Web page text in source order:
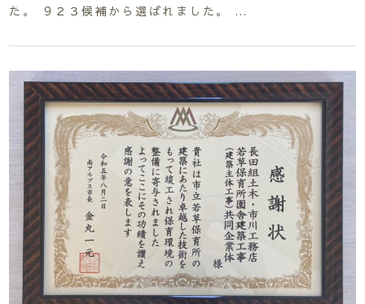
た。 ９２３候補から選ばれました。 …